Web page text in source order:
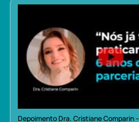
Depoimento Dra. Cristiane Comparin